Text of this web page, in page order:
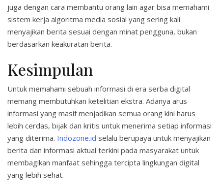
juga dengan cara membantu orang lain agar bisa memahami
sistem kerja algoritma media sosial yang sering kali
menyajikan berita sesuai dengan minat pengguna, bukan
berdasarkan keakuratan berita.
Kesimpulan
Untuk memahami sebuah informasi di era serba digital
memang membutuhkan ketelitian ekstra. Adanya arus
informasi yang masif menjadikan semua orang kini harus
lebih cerdas, bijak dan kritis untuk menerima setiap informasi
yang diterima. Indozone.id selalu berupaya untuk menyajikan
berita dan informasi aktual terkini pada masyarakat untuk
membagikan manfaat sehingga tercipta lingkungan digital
yang lebih sehat.